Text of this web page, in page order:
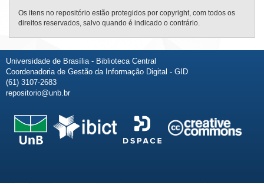
Os itens no repositório estão protegidos por copyright, com todos os
direitos reservados, salvo quando é indicado o contrário.
Universidade de Brasília - Biblioteca Central
Coordenadoria de Gestão da Informação Digital - GID
(61) 3107-2683
repositorio@unb.br